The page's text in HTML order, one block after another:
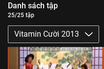
Danh sách tập
25/25 tập
Vitamin Cười 2013